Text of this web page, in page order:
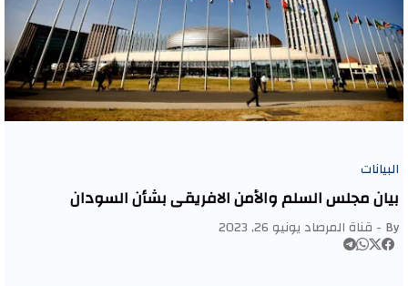
البيانات
بيان مجلس السلم والأمن الافريقي بشأن السودان
By - قناة المرصاديونيو 26, 2023